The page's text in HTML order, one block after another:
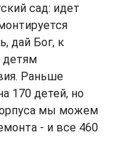
сад: идет
дай Бог, к
Раньше
170 детей, но
мы можем
- и все 460